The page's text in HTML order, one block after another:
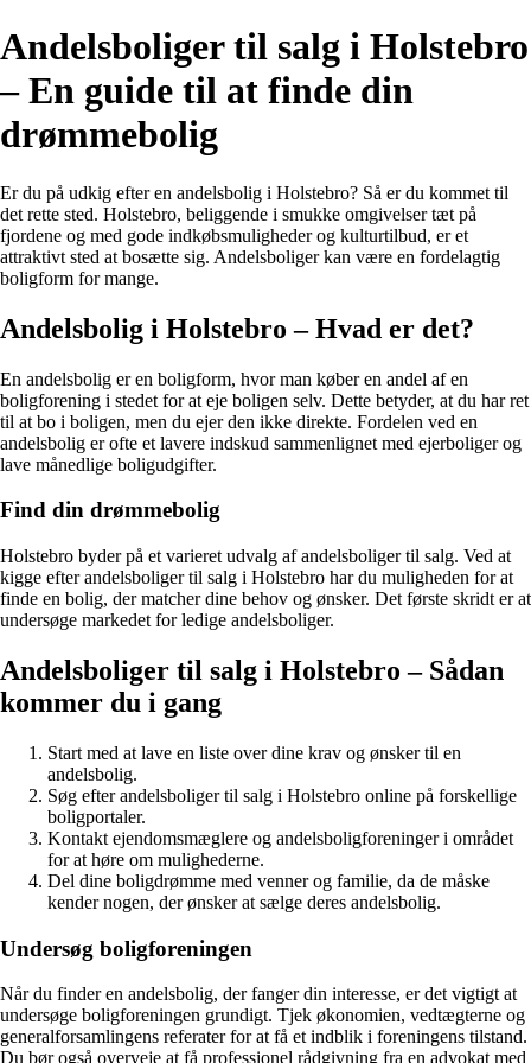
Andelsboliger til salg i Holstebro
– En guide til at finde din
drømmebolig
Er du på udkig efter en andelsbolig i Holstebro? Så er du kommet til
det rette sted. Holstebro, beliggende i smukke omgivelser tæt på
fjordene og med gode indkøbsmuligheder og kulturtilbud, er et
attraktivt sted at bosætte sig. Andelsboliger kan være en fordelagtig
boligform for mange.
Andelsbolig i Holstebro – Hvad er det?
En andelsbolig er en boligform, hvor man køber en andel af en
boligforening i stedet for at eje boligen selv. Dette betyder, at du har ret
til at bo i boligen, men du ejer den ikke direkte. Fordelen ved en
andelsbolig er ofte et lavere indskud sammenlignet med ejerboliger og
lave månedlige boligudgifter.
Find din drømmebolig
Holstebro byder på et varieret udvalg af andelsboliger til salg. Ved at
kigge efter andelsboliger til salg i Holstebro har du muligheden for at
finde en bolig, der matcher dine behov og ønsker. Det første skridt er at
undersøge markedet for ledige andelsboliger.
Andelsboliger til salg i Holstebro – Sådan
kommer du i gang
Start med at lave en liste over dine krav og ønsker til en
andelsbolig.
Søg efter andelsboliger til salg i Holstebro online på forskellige
boligportaler.
Kontakt ejendomsmæglere og andelsboligforeninger i området
for at høre om mulighederne.
Del dine boligdrømme med venner og familie, da de måske
kender nogen, der ønsker at sælge deres andelsbolig.
Undersøg boligforeningen
Når du finder en andelsbolig, der fanger din interesse, er det vigtigt at
undersøge boligforeningen grundigt. Tjek økonomien, vedtægterne og
generalforsamlingens referater for at få et indblik i foreningens tilstand.
Du bør også overveje at få professionel rådgivning fra en advokat med